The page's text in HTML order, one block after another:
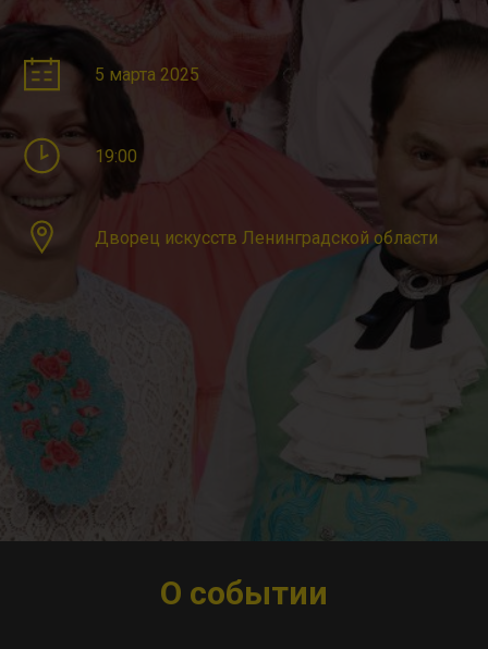
5 марта 2025
19:00
Дворец искусств Ленинградской области
О событии